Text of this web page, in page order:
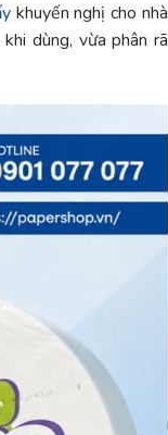
khuyến nghị cho nhà
dùng, vừa phân rã